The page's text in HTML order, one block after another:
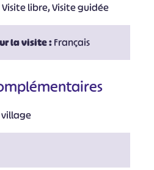
Visite libre, Visite guidée
la visite :Français
village